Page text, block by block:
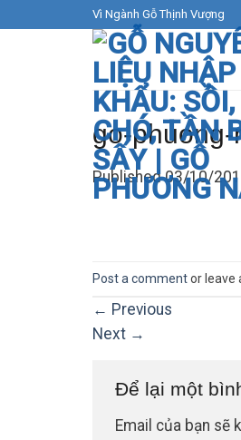
Vì Ngành Gỗ Thịnh Vượng
go-
Published03/10/
Post a commentor leave
← Previous
Next →
Để lại một
Email của bạn sẽ